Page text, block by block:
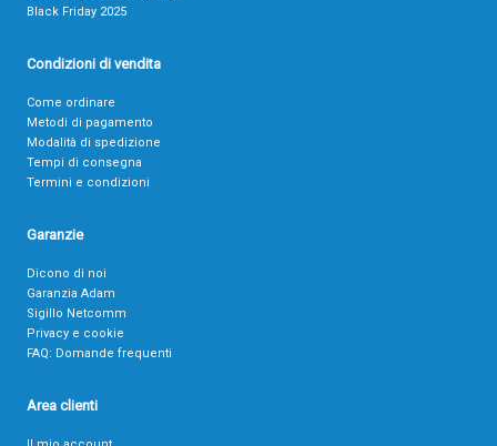
Black Friday 2025
Condizioni di vendita
Come ordinare
Metodi di pagamento
Modalità di spedizione
Tempi di consegna
Termini e condizioni
Garanzie
Dicono di noi
Garanzia Adam
Sigillo Netcomm
Privacy e cookie
FAQ: Domande frequenti
Area clienti